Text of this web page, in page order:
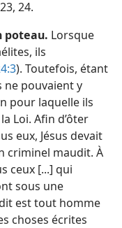
24.
poteau. Lorsque
ils
). Toutefois, étant
ne pouvaient y
pour laquelle ils
Loi. Afin d’ôter
eux, Jésus devait
criminel maudit. À
ceux [...] qui
sous une
est tout homme
choses écrites